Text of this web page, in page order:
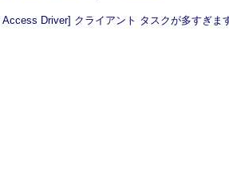
Driver] クライアント タスクが多すぎま